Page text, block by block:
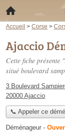
Accueil > Corse >
Ajaccio
Cette fiche présente
situé boulevard
3 Boulevard
20000 Ajaccio
📞 Appeler ce
Déménageur -